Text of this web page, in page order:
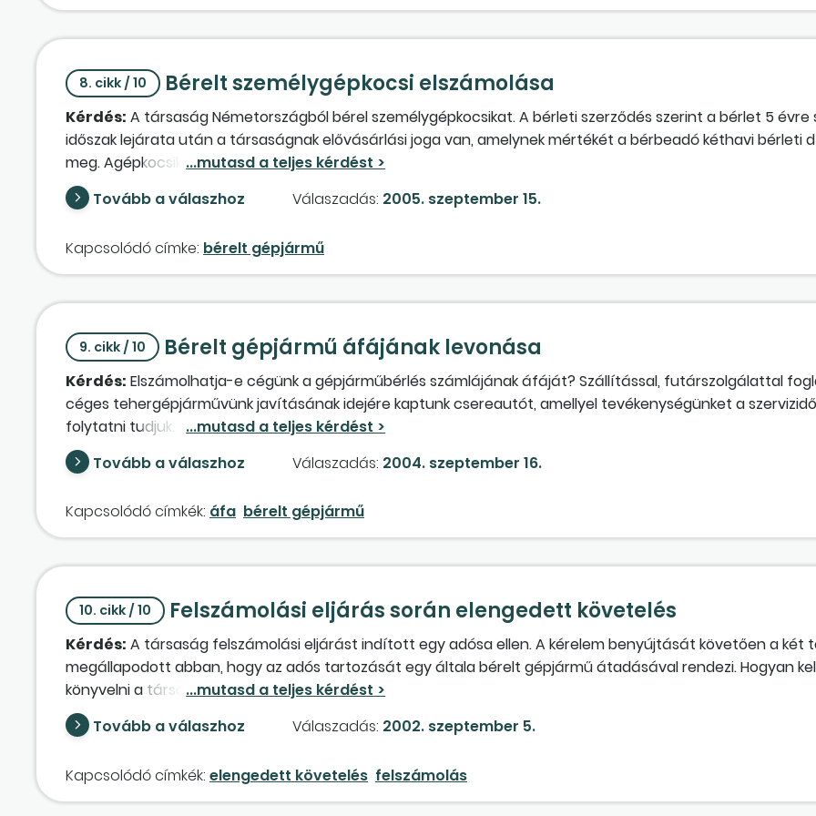
8. cikk / 10 Bérelt személygépkocsi elszámolása
Kérdés: A társaság Németországból bérel személygépkocsikat. A bérleti szerződés szerint a bérlet 5 évre
időszak lejárata után a társaságnak elővásárlási joga van, amelynek mértékét a bérbeadó kéthavi bérleti
meg. Agépkocsik átvétele előtt az 5 évre vonatkozó bérleti díjat a társaság átutalta. A bérleti szerződés
időszak és a bérleti díj elszámolása a gépkocsik átvételét követően kezdődik. A bérbeadó számlájában 16
számított fel. Az előre kifizetett bérleti díj könyvelésére az időbeli elhatárolás szabályait alkalmazta a
kell-e szerepeltetni? A személygépkocsi bérleti díjának áfája visszaigényelhető. Hogyan történik ezek
Tovább a válaszhoz Válaszadás: 2005. szeptember 15.
Kapcsolódó címke: bérelt gépjármű
9. cikk / 10 Bérelt gépjármű áfájának levonása
Kérdés: Elszámolhatja-e cégünk a gépjárműbérlés számlájának áfáját? Szállítással, futárszolgálattal
céges tehergépjárművünk javításának idejére kaptunk csereautót, amellyel tevékenységünket a
folytatni tudjuk.
Tovább a válaszhoz
Válaszadás: 2004. szeptember 16.
Kapcsolódó címkék: áfa bérelt gépjármű
10. cikk / 10 Felszámolási eljárás során elengedett követelés
Kérdés: A társaság felszámolási eljárást indított egy adósa ellen. A kérelem benyújtását követően a két
megállapodott abban, hogy az adós tartozását egy általa bérelt gépjármű átadásával rendezi. Hogyan
könyvelni a társaságnál, ha az az adósa helyett rendezte az elmaradt – a bérbeadó által számlázott –
késedelmi kamatot is?
Tovább a válaszhoz Válaszadás: 2002. szeptember 5.
Kapcsolódó címkék: elengedett követelés felszámolás